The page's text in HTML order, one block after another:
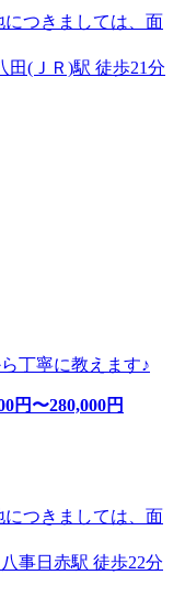
つきましては、面
田(ＪＲ)駅 徒歩21分
丁寧に教えます♪
円〜280,000円
つきましては、面
事日赤駅 徒歩22分